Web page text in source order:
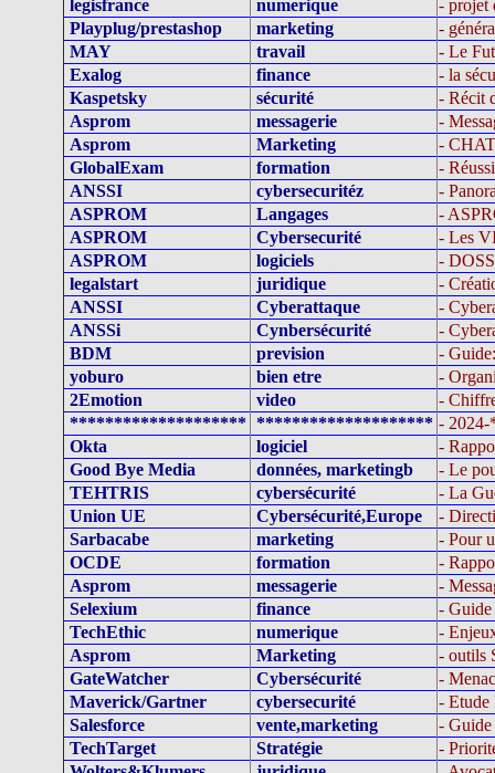
legisfrance
numerique
- projet
Playplug/prestashop
marketing
-
MAY
travail
- Le
Exalog
finance
- la
Kaspetsky
sécurité
- Récit
Asprom
messagerie
-
Asprom
Marketing
-
GlobalExam
formation
-
ANSSI
cybersecuritéz
-
ASPROM
Langages
-
ASPROM
Cybersecurité
- Les
ASPROM
logiciels
-
legalstart
juridique
-
ANSSI
Cyberattaque
-
ANSSi
Cynbersécurité
-
BDM
prevision
-
yoburo
bien etre
-
2Emotion
video
-
********************
******************** -
Okta
logiciel
-
Good Bye Media
données, marketingb
- Le
TEHTRIS
cybersécurité
- La
Union UE
Cybersécurité,Europe
-
Sarbacabe
marketing
- Pour
OCDE
formation
-
Asprom
messagerie
-
Selexium
finance
-
TechEthic
numerique
-
Asprom
Marketing
- outils
GateWatcher
Cybersécurité
-
Maverick/Gartner
cybersecurité
- Etude
Salesforce
vente,marketing
- Guide
TechTarget
Stratégie
-